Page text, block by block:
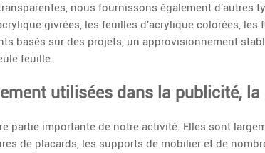
nous fournissons également d'autres
givrées, les feuilles d'acrylique colorées,
basés sur des projets, un approvisionnement
feuille.
utilisées dans la publicité,
partie importante de notre activité. Elles sont
de placards, les supports de mobilier et de